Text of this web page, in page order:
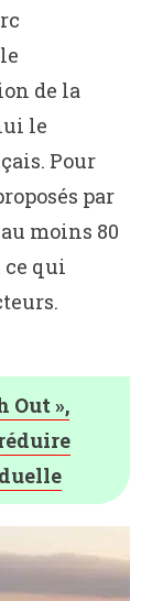
de la
le
Pour
par
moins 80
qui
Out »,